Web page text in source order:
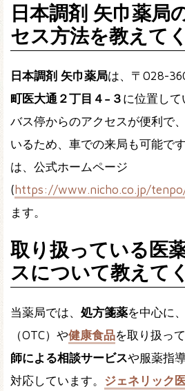
日本調剤 矢巾薬局
セス方法を教えて
日本調剤 矢巾薬局は、〒028-
町医大通２丁目４−３ に位置し
バス停からのアクセスが便利で、
いるため、車での来局も可能で
は、公式ホームページ
(https://www.nicho.co.jp/
ます。
取り扱っている医
スについて教えて
当薬局では、 処方箋薬を中心に
（OTC）や健康食品を取り扱っ
師による相談サービスや服薬指
対応しています。 ジェネリック